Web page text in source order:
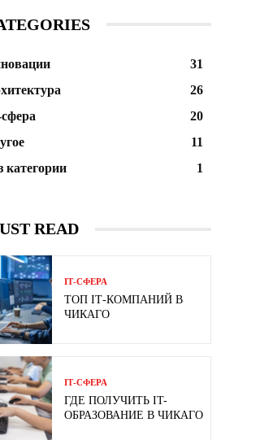
31
26
20
11
категории
1
READ
ІТ-СФЕРА
ТОП ІТ-КОМПАНИЙ В
ЧИКАГО
ІТ-СФЕРА
ГДЕ ПОЛУЧИТЬ IT-
ОБРАЗОВАНИЕ В ЧИКАГО